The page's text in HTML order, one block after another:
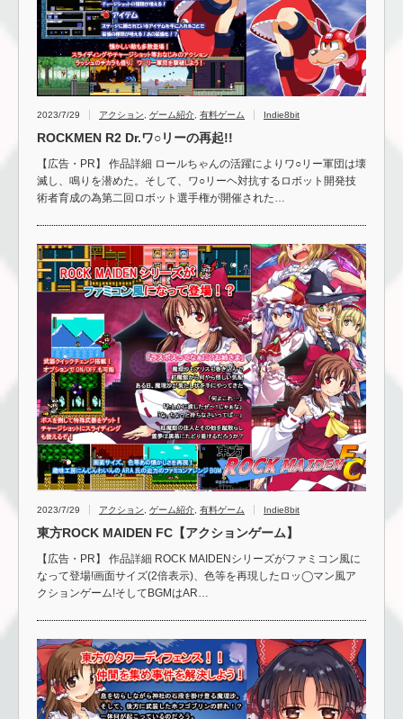
2023/7/29 アクション ゲーム紹介 有料ゲーム Indie8bit
ROCKMEN R2 Dr.ワ○リーの再起!!
【広告・PR】 作品詳細 ロールちゃんの活躍によりワ○リー軍団は壊
滅し、鳴りを潜めた。そして、ワ○リーヘ対抗するロボット開発技
術者育成の為第二回ロボット選手権が開催された…
2023/7/29 アクション ゲーム紹介 有料ゲーム Indie8bit
東方ROCK MAIDEN FC【アクションゲーム】
【広告・PR】 作品詳細 ROCK MAIDENシリーズがファミコン風に
なって登場!画面サイズ(2倍表示)、色等を再現したロッ◯マン風ア
クションゲーム!そしてBGMはAR…